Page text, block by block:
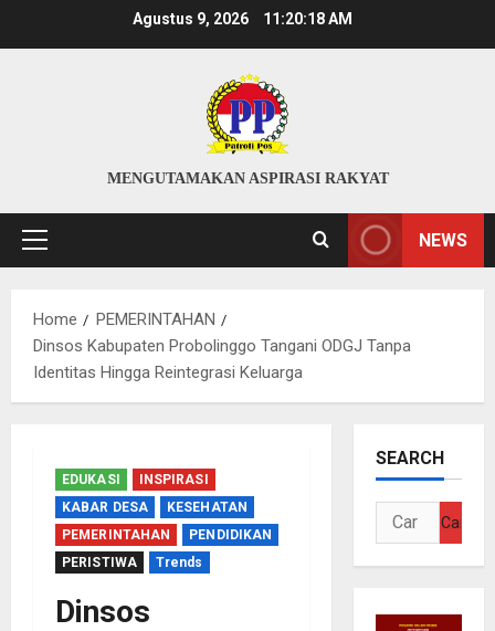
Agustus 9, 2026 11:20:19 AM
MENGUTAMAKAN ASPIRASI RAKYAT
Primary
NEWS
Home
PEMERINTAHAN
Dinsos Kabupaten Probolinggo Tangani ODGJ Tanpa
Identitas Hingga Reintegrasi Keluarga
EDUKASI
INSPIRASI
KABAR DESA
KESEHATAN
PEMERINTAHAN
PENDIDIKAN
PERISTIWA
Trends
Dinsos
SEARCH
Cari
untuk: